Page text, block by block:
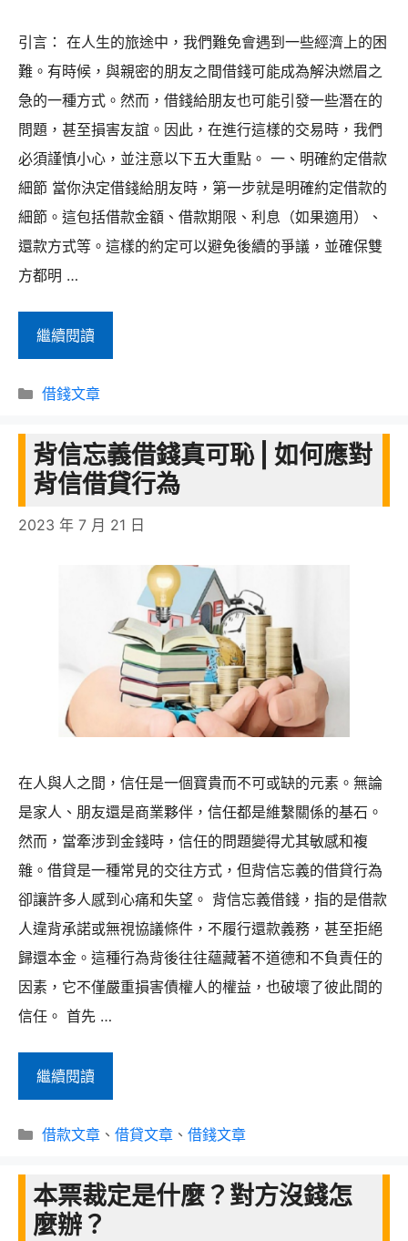
安
全
引言： 在人生的旅途中，我們難免會遇到一些經濟上的困
難。有時候，與親密的朋友之間借錢可能成為解決燃眉之
急的一種方式。然而，借錢給朋友也可能引發一些潛在的
問題，甚至損害友誼。因此，在進行這樣的交易時，我們
必須謹慎小心，並注意以下五大重點。 一、明確約定借款
細節 當你決定借錢給朋友時，第一步就是明確約定借款的
細節。這包括借款金額、借款期限、利息（如果適用）、
還款方式等。這樣的約定可以避免後續的爭議，並確保雙
方都明 …
繼續閱讀與
朋
友
錢
需
注
分
借錢文章
背信忘義借錢真可恥 | 如何應對
背信借貸行為
2023 年 7 月 21 日
在人與人之間，信任是一個寶貴而不可或缺的元素。無論
是家人、朋友還是商業夥伴，信任都是維繫關係的基石。
然而，當牽涉到金錢時，信任的問題變得尤其敏感和複
雜。借貸是一種常見的交往方式，但背信忘義的借貸行為
卻讓許多人感到心痛和失望。 背信忘義借錢，指的是借款
人違背承諾或無視協議條件，不履行還款義務，甚至拒絕
歸還本金。這種行為背後往往蘊藏著不道德和不負責任的
因素，它不僅嚴重損害債權人的權益，也破壞了彼此間的
信任。 首先 …
繼續閱讀背
信
忘
借
錢
分
借款文章、 借貸文章、 借錢文章
本票裁定是什麼？對方沒錢怎
麼辦？